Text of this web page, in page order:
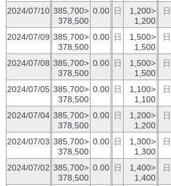
2024/07/10 385,700>
378,500
0.00 日
1,200>
1,200
日
2024/07/09 385,700>
378,500
0.00 日
1,500>
1,500
日
2024/07/08 385,700>
378,500
0.00 日
1,500>
1,500
日
2024/07/05 385,700>
378,500
0.00 日
1,100>
1,100
日
2024/07/04 385,700>
378,500
0.00 日
1,200>
1,200
日
2024/07/03 385,700>
378,500
0.00 日
1,300>
1,300
日
2024/07/02 385,700>
378,500
0.00 日
1,400>
1,400
日